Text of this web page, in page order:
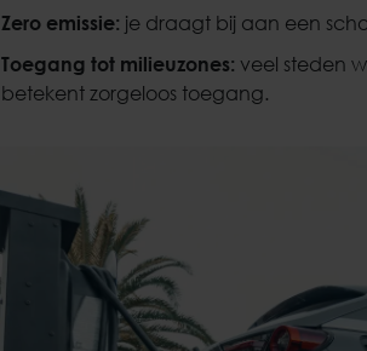
Zero emissie: je draagt bij aan een
Toegang tot milieuzones: veel steden
betekent zorgeloos toegang.